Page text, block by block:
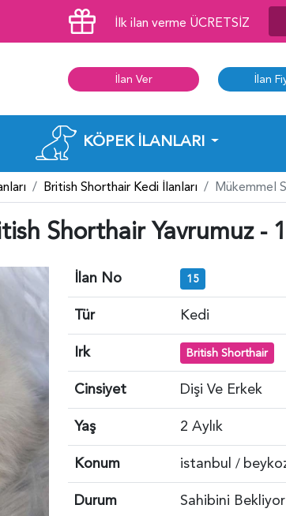
İlk ilan verme ÜCRETSİZ
İlan Ver İlan
KÖPEK İLANLARI
British Shorthair Kedi İlanları Mükemmel
Shorthair Yavrumuz -
İlan No 15
Tür
Kedi
Irk
British Shorthair
Cinsiyet
Dişi Ve Erkek
Yaş
2 Aylık
Konum
istanbul /
Durum
Sahibini Bekliyor